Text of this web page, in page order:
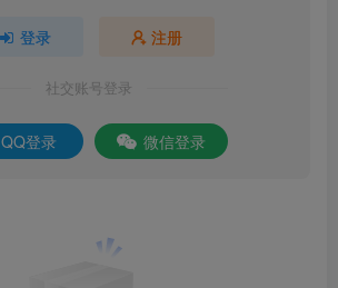
登录 注册
社交账号登录
QQ登录 微信登录